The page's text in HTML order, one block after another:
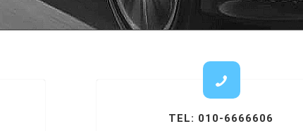
TEL: 010-6666606